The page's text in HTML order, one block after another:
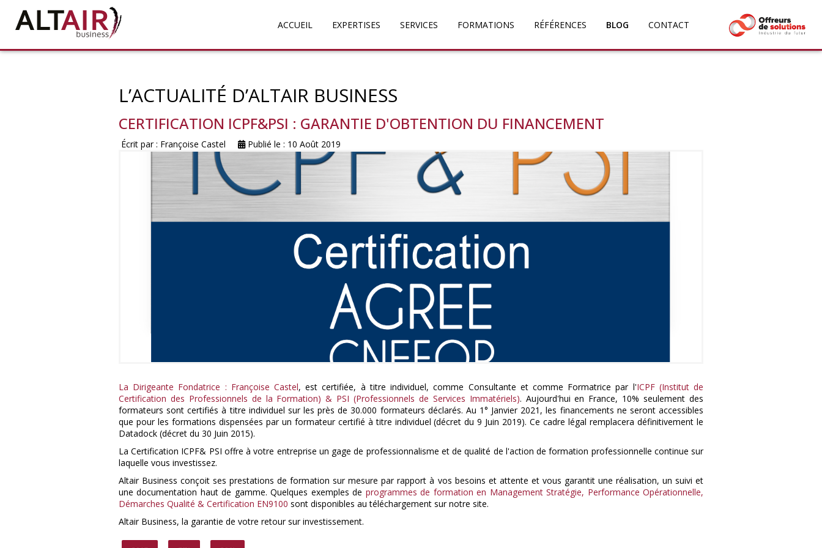
ACCUEIL EXPERTISES SERVICES FORMATIONS RÉFÉRENCES BLOG CONTACT
L’ACTUALITÉ D’ALTAIR BUSINESS
CERTIFICATION ICPF&PSI : GARANTIE D'OBTENTION DU FINANCEMENT
Écrit par : Françoise Castel Publié le : 10 Août 2019
La Dirigeante Fondatrice : Françoise Castel, est certifiée, à titre individuel, comme Consultante et comme Formatrice par l'ICPF (Institut de
Certification des Professionnels de la Formation) & PSI (Professionnels de Services Immatériels). Aujourd'hui en France, 10% seulement des
formateurs sont certifiés à titre individuel sur les près de 30.000 formateurs déclarés. Au 1° Janvier 2021, les financements ne seront accessibles
que pour les formations dispensées par un formateur certifié à titre individuel (décret du 9 Juin 2019). Ce cadre légal remplacera définitivement le
Datadock (décret du 30 Juin 2015).
La Certification ICPF& PSI offre à votre entreprise un gage de professionnalisme et de qualité de l'action de formation professionnelle continue sur
laquelle vous investissez.
Altair Business conçoit ses prestations de formation sur mesure par rapport à vos besoins et attente et vous garantit une réalisation, un suivi et
une documentation haut de gamme. Quelques exemples de programmes de formation en Management Stratégie, Performance Opérationnelle,
Démarches Qualité & Certification EN9100 sont disponibles au téléchargement sur notre site.
Altair Business, la garantie de votre retour sur investissement.